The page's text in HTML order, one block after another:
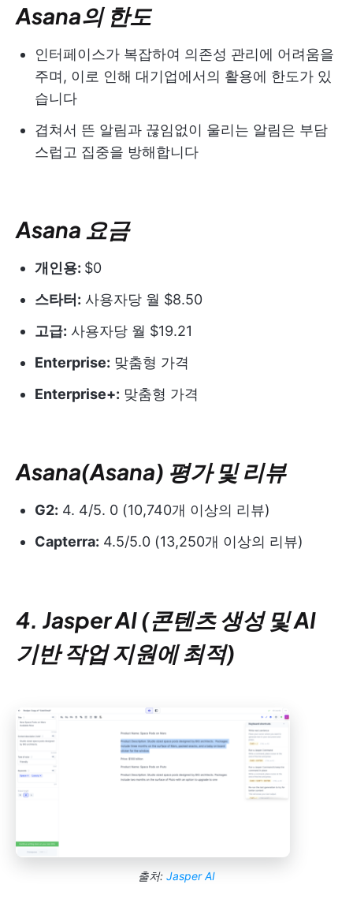
Asana의 한도
인터페이스가 복잡하여 의존성 관리에 어려움을
주며, 이로 인해 대기업에서의 활용에 한도가 있
습니다
겹쳐서 뜬 알림과 끊임없이 울리는 알림은 부담
스럽고 집중을 방해합니다
Asana 요금
개인용: $0
스타터: 사용자당 월 $8.50
고급: 사용자당 월 $19.21
Enterprise: 맞춤형 가격
Enterprise+: 맞춤형 가격
Asana(Asana) 평가 및 리뷰
G2: 4. 4/5. 0 (10,740개 이상의 리뷰)
Capterra: 4.5/5.0 (13,250개 이상의 리뷰)
4. Jasper AI (콘텐츠 생성 및 AI
기반 작업 지원에 최적)
출처: Jasper AI